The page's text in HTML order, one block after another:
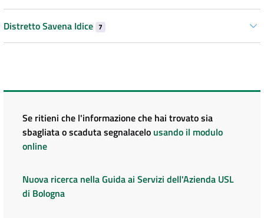
Distretto Savena Idice 7
Se ritieni che l'informazione che hai trovato sia
sbagliata o scaduta segnalacelo usando il modulo
online
Nuova ricerca nella Guida ai Servizi dell'Azienda USL
di Bologna